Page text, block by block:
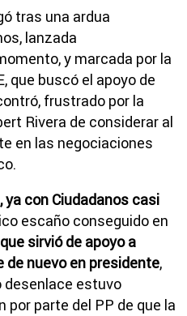
tras una ardua
lanzada
y marcada por la
que buscó el apoyo de
frustrado por la
Rivera de considerar al
en las negociaciones
con Ciudadanos casi
escaño conseguido en
sirvió de apoyo a
de nuevo en presidente,
desenlace estuvo
por parte del PP de que la